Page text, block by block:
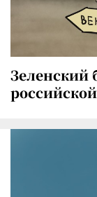
Зеленский